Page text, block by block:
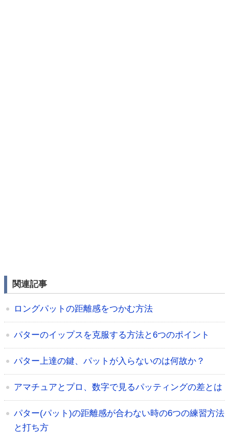
関連記事
ロングパットの距離感をつかむ方法
パターのイップスを克服する方法と6つのポイント
パター上達の鍵、パットが入らないのは何故か？
アマチュアとプロ、数字で見るパッティングの差とは
パター(パット)の距離感が合わない時の6つの練習方法
と打ち方